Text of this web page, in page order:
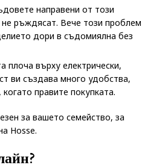
направени от този
ръждясат. Вече този проблем
дори в съдомиялна без
плоча върху електрически,
ви създава много удобства,
правите покупката.
за вашето семейство, за
Hosse.